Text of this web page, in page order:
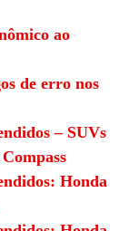
ao
de erro nos
– SUVs
Honda